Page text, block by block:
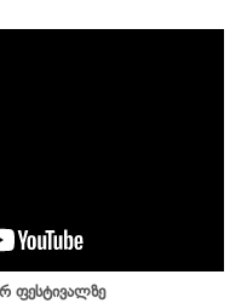
ფესტივალზე